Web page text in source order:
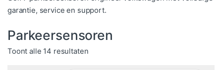
garantie, service en support.
Parkeersensoren
Toont alle 14 resultatenGesorteerd op populariteit